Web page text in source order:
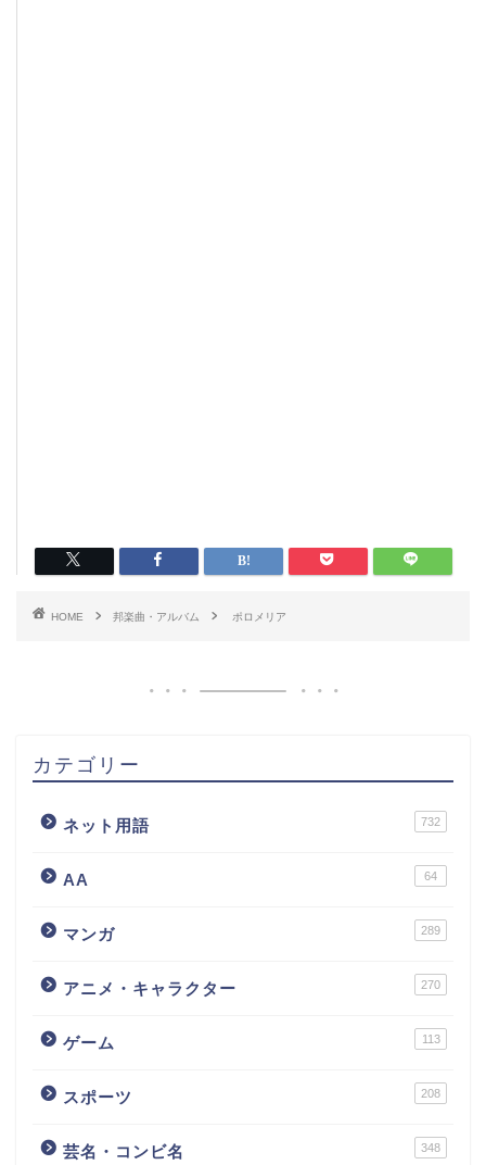
HOME 邦楽曲・アルバム ポロメリア
カテゴリー
ネット用語 732
AA 64
マンガ 289
アニメ・キャラクター 270
ゲーム 113
スポーツ 208
芸名・コンビ名 348